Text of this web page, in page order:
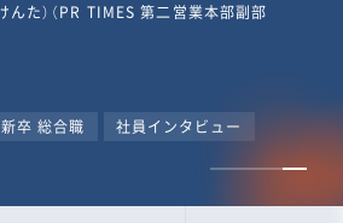
んすけ）（執行役員 兼 Jooto事業部
CxO キャリア入社 Jooto